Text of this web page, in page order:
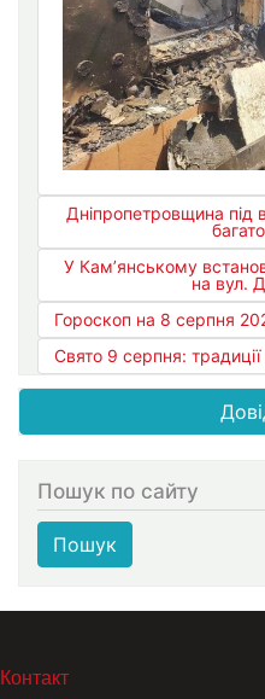
Дніпропетровщина
У Кам’янському
на вул.
Гороскоп на 8 серпня
Свято 9 серпня:
Пошук по сайту
Пошук
МЕНЮ В ПОДВАЛЕ
Контакт